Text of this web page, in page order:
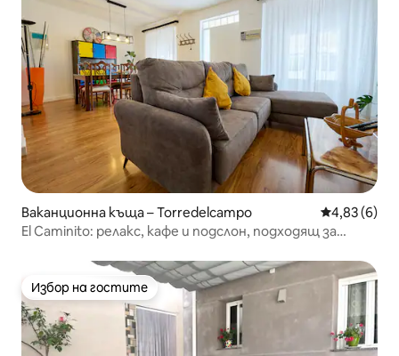
Ваканционна къща – Torredelcampo Средна
4,83 (6)
El Caminito: релакс, кафе и подслон, подходящ за
Избор на гостите
Избор на гостите